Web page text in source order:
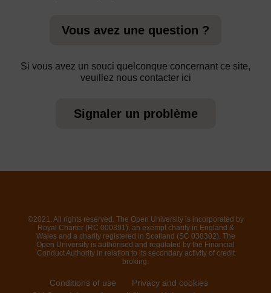
Vous avez une question ?
Si vous avez un souci quelconque concernant ce site,
veuillez nous contacter ici
Signaler un problème
©2021. All rights reserved. The Open University is incorporated by
Royal Charter (RC 000391), an exempt charity in England &
Wales and a charity registered in Scotland (SC 038302). The
Open University is authorised and regulated by the Financial
Conduct Authority in relation to its secondary activity of credit
broking.
Conditions of use
Privacy and cookies